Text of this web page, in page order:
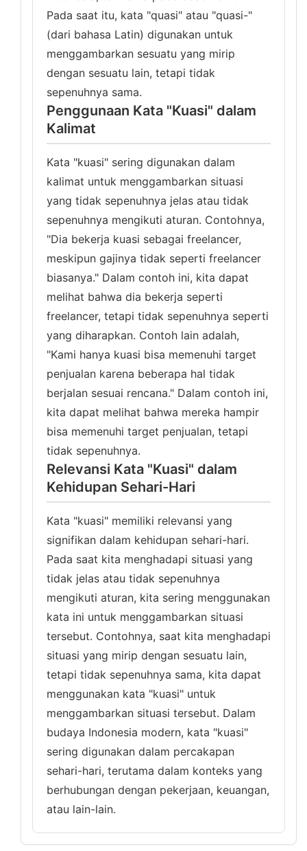
Pada saat itu, kata "quasi" atau "quasi-"
(dari bahasa Latin) digunakan untuk
menggambarkan sesuatu yang mirip
dengan sesuatu lain, tetapi tidak
sepenuhnya sama.
Penggunaan Kata "Kuasi" dalam
Kalimat
Kata "kuasi" sering digunakan dalam
kalimat untuk menggambarkan situasi
yang tidak sepenuhnya jelas atau tidak
sepenuhnya mengikuti aturan. Contohnya,
"Dia bekerja kuasi sebagai freelancer,
meskipun gajinya tidak seperti freelancer
biasanya." Dalam contoh ini, kita dapat
melihat bahwa dia bekerja seperti
freelancer, tetapi tidak sepenuhnya seperti
yang diharapkan. Contoh lain adalah,
"Kami hanya kuasi bisa memenuhi target
penjualan karena beberapa hal tidak
berjalan sesuai rencana." Dalam contoh ini,
kita dapat melihat bahwa mereka hampir
bisa memenuhi target penjualan, tetapi
tidak sepenuhnya.
Relevansi Kata "Kuasi" dalam
Kehidupan Sehari-Hari
Kata "kuasi" memiliki relevansi yang
signifikan dalam kehidupan sehari-hari.
Pada saat kita menghadapi situasi yang
tidak jelas atau tidak sepenuhnya
mengikuti aturan, kita sering menggunakan
kata ini untuk menggambarkan situasi
tersebut. Contohnya, saat kita menghadapi
situasi yang mirip dengan sesuatu lain,
tetapi tidak sepenuhnya sama, kita dapat
menggunakan kata "kuasi" untuk
menggambarkan situasi tersebut. Dalam
budaya Indonesia modern, kata "kuasi"
sering digunakan dalam percakapan
sehari-hari, terutama dalam konteks yang
berhubungan dengan pekerjaan, keuangan,
atau lain-lain.